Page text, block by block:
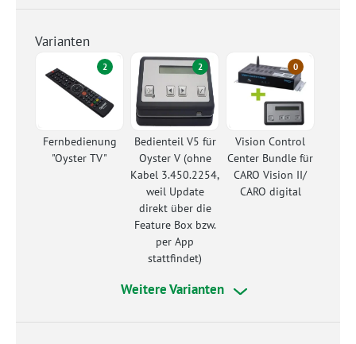
Varianten
2
Fernbedienung
"Oyster TV"
2
Bedienteil V5 für
Oyster V (ohne
Kabel 3.450.2254,
weil Update
direkt über die
Feature Box bzw.
per App
stattfindet)
0
Vision Control
Center Bundle für
CARO Vision II/
CARO digital
Weitere Varianten